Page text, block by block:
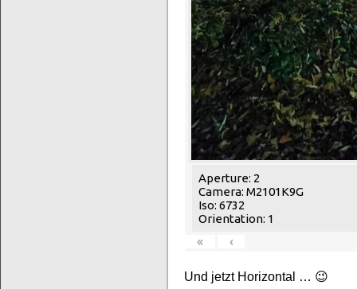
Aperture: 2
Camera: M2101K9G
Iso: 6732
Orientation: 1
«
‹
Und jetzt Horizontal … 😉